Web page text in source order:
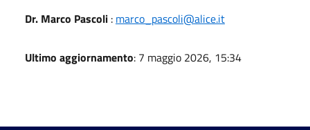
Dr. Marco Pascoli : marco_pascoli@alice.it
Ultimo aggiornamento: 7 maggio 2026, 15:34